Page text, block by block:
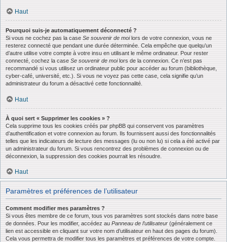
Haut
Pourquoi suis-je automatiquement déconnecté ?
Si vous ne cochez pas la case Se souvenir de moilors de votre connexion, vous ne
resterez connecté que pendant une durée déterminée. Cela empêche que quelqu’un
d’autre utilise votre compte à votre insu en utilisant le même ordinateur. Pour rester
connecté, cochez la case Se souvenir de moilors de la connexion. Ce n’est pas
recommandé si vous utilisez un ordinateur public pour accéder au forum (bibliothèque,
cyber-café, université, etc.). Si vous ne voyez pas cette case, cela signifie qu’un
administrateur du forum a désactivé cette fonctionnalité.
Haut
À quoi sert « Supprimer les cookies » ?
Cela supprime tous les cookies créés par phpBB qui conservent vos paramètres
d’authentification et votre connexion au forum. Ils fournissent aussi des fonctionnalités
telles que les indicateurs de lecture des messages (lu ou non lu) si cela a été activé par
un administrateur du forum. Si vous rencontrez des problèmes de connexion ou de
déconnexion, la suppression des cookies pourrait les résoudre.
Haut
Paramètres et préférences de l’utilisateur
Comment modifier mes paramètres ?
Si vous êtes membre de ce forum, tous vos paramètres sont stockés dans notre base
de données. Pour les modifier, accédez au Panneau de l’utilisateur (généralement ce
lien est accessible en cliquant sur votre nom d’utilisateur en haut des pages du forum).
Cela vous permettra de modifier tous les paramètres et préférences de votre compte.